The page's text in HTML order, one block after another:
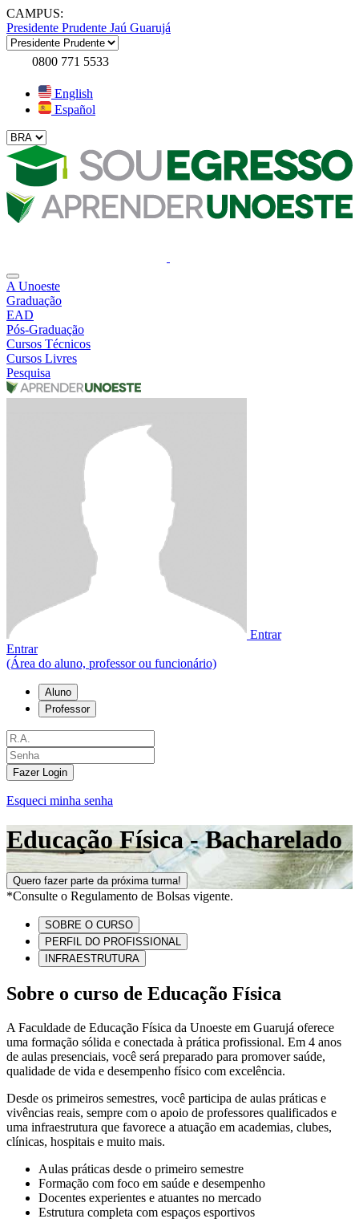
CAMPUS:
Presidente Prudente Jaú Guarujá
0800 771 5533
English
Español
A Unoeste
Graduação
EAD
Pós-Graduação
Cursos Técnicos
Cursos Livres
Pesquisa
Entrar
Entrar
(Área do aluno, professor ou funcionário)
Aluno
Professor
Fazer Login
Esqueci minha senha
Educação Física - Bacharelado
Quero fazer parte da próxima turma!
*Consulte o Regulamento de Bolsas vigente.
SOBRE O CURSO
PERFIL DO PROFISSIONAL
INFRAESTRUTURA
Sobre o curso de Educação Física
A Faculdade de Educação Física da Unoeste em Guarujá oferece
uma formação sólida e conectada à prática profissional. Em 4 anos
de aulas presenciais, você será preparado para promover saúde,
qualidade de vida e desempenho físico com excelência.
Desde os primeiros semestres, você participa de aulas práticas e
vivências reais, sempre com o apoio de professores qualificados e
uma infraestrutura que favorece a atuação em academias, clubes,
clínicas, hospitais e muito mais.
Aulas práticas desde o primeiro semestre
Formação com foco em saúde e desempenho
Docentes experientes e atuantes no mercado
Estrutura completa com espaços esportivos